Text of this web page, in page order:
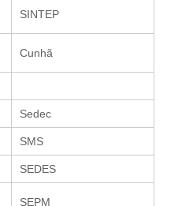
SINTEP
Cunhã
Sedec
SMS
SEDES
SEPM